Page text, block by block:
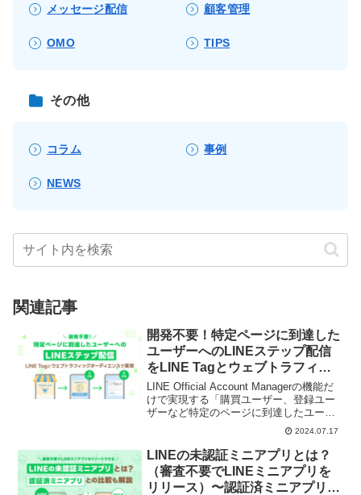
メッセージ配信 顧客管理
OMO TIPS
その他
コラム 事例
NEWS
関連記事
開発不要！特定ページに到達した
ユーザーへのLINEステップ配信
をLINE Tagとウェブトラフィッ
クオーディエンスで実現する方法
LINE Official Account Managerの機能だ
けで実現する「購買ユーザー、登録ユー
ザーなど特定のページに到達したユーザ
ーを対象にしたLINEのステップ配信」を
紹介。高いクリック率やコンバージョン
率が期待でき、一度設定してしまえば、
条件にあったユーザーに自動で配信され
るため運用工数を削減できます。
2024.07.17
LINEの未認証ミニアプリとは？
（審査不要でLINEミニアプリを
リリース）〜認証済ミニアプリと